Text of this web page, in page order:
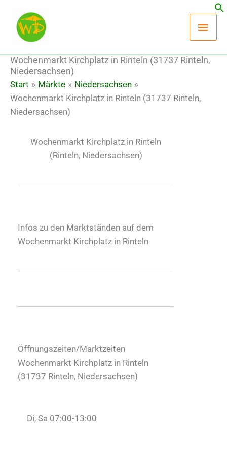
Inhalt
springen
Wochenmarkt Kirchplatz in Rinteln (31737 Rinteln,
Niedersachsen)
Start Märkte
Niedersachsen
Wochenmarkt Kirchplatz in Rinteln (31737 Rinteln,
Niedersachsen)
Wochenmarkt Kirchplatz in Rinteln
(Rinteln, Niedersachsen)
Infos zu den Marktständen auf dem
Wochenmarkt Kirchplatz in Rinteln
Öffnungszeiten/Marktzeiten
Wochenmarkt Kirchplatz in Rinteln
(31737 Rinteln, Niedersachsen)
Di, Sa 07:00-13:00